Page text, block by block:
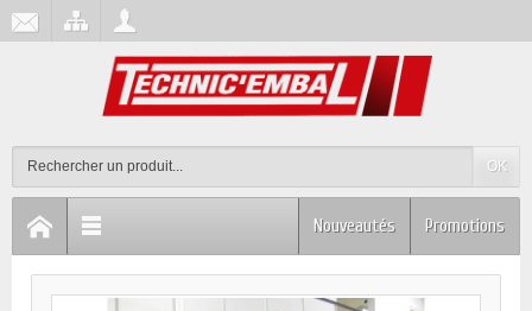
OK
Promotions
Nouveautés